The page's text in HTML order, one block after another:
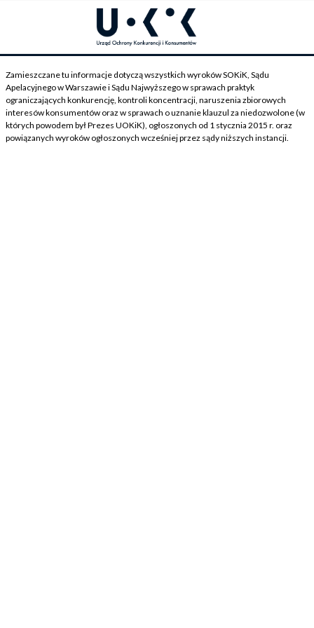
Zamieszczane tu informacje dotyczą wszystkich wyroków SOKiK, Sądu
Apelacyjnego w Warszawie i Sądu Najwyższego w sprawach praktyk
ograniczających konkurencję, kontroli koncentracji, naruszenia zbiorowych
interesów konsumentów oraz w sprawach o uznanie klauzul za niedozwolone (w
których powodem był Prezes UOKiK), ogłoszonych od 1 stycznia 2015 r. oraz
powiązanych wyroków ogłoszonych wcześniej przez sądy niższych instancji.